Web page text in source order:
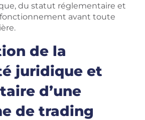
du statut réglementaire et
avant toute
de la
juridique et
d’une
de trading